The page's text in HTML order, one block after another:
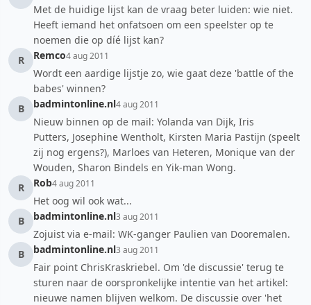
Met de huidige lijst kan de vraag beter luiden: wie niet.
Heeft iemand het onfatsoen om een speelster op te
noemen die op díé lijst kan?
R
Remco4 aug 2011
Wordt een aardige lijstje zo, wie gaat deze 'battle of the
babes' winnen?
B
badmintonline.nl4 aug 2011
Nieuw binnen op de mail: Yolanda van Dijk, Iris
Putters, Josephine Wentholt, Kirsten Maria Pastijn (speelt
zij nog ergens?), Marloes van Heteren, Monique van der
Wouden, Sharon Bindels en Yik-man Wong.
R
Rob4 aug 2011
Het oog wil ook wat...
B
badmintonline.nl3 aug 2011
Zojuist via e-mail: WK-ganger Paulien van Dooremalen.
B
badmintonline.nl3 aug 2011
Fair point ChrisKraskriebel. Om 'de discussie' terug te
sturen naar de oorspronkelijke intentie van het artikel:
nieuwe namen blijven welkom. De discussie over 'het